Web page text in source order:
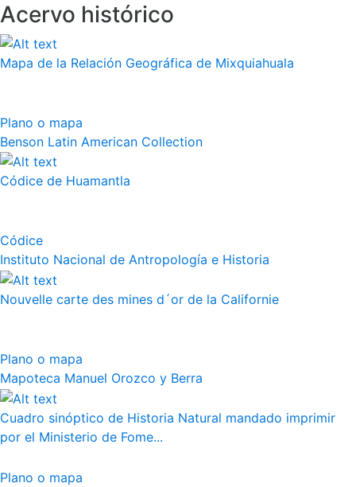
Acervo histórico
Mapa de la Relación Geográfica de Mixquiahuala
Plano o mapa
Benson Latin American Collection
Códice de Huamantla
Códice
Instituto Nacional de Antropología e Historia
Nouvelle carte des mines d´or de la Californie
Plano o mapa
Mapoteca Manuel Orozco y Berra
Cuadro sinóptico de Historia Natural mandado imprimir
por el Ministerio de Fome...
Plano o mapa